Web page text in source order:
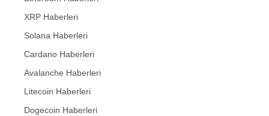
XRP Haberleri
Solana Haberleri
Cardano Haberleri
Avalanche Haberleri
Litecoin Haberleri
Dogecoin Haberleri